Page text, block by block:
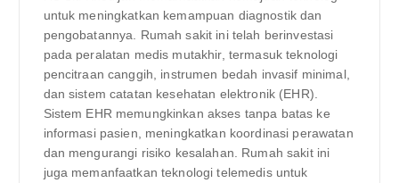
untuk meningkatkan kemampuan diagnostik dan
pengobatannya. Rumah sakit ini telah berinvestasi
pada peralatan medis mutakhir, termasuk teknologi
pencitraan canggih, instrumen bedah invasif minimal,
dan sistem catatan kesehatan elektronik (EHR).
Sistem EHR memungkinkan akses tanpa batas ke
informasi pasien, meningkatkan koordinasi perawatan
dan mengurangi risiko kesalahan. Rumah sakit ini
juga memanfaatkan teknologi telemedis untuk